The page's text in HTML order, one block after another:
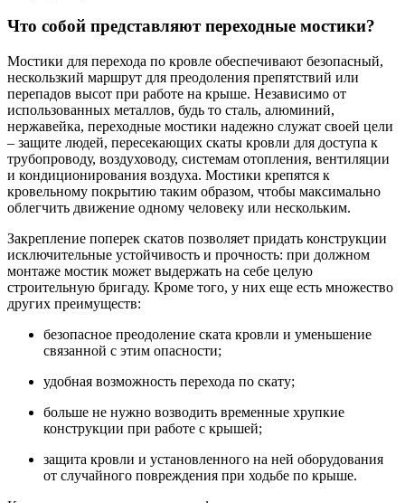
Что собой представляют переходные мостики?
Мостики для перехода по кровле обеспечивают безопасный,
нескользкий маршрут для преодоления препятствий или
перепадов высот при работе на крыше. Независимо от
использованных металлов, будь то сталь, алюминий,
нержавейка, переходные мостики надежно служат своей цели
– защите людей, пересекающих скаты кровли для доступа к
трубопроводу, воздуховоду, системам отопления, вентиляции
и кондиционирования воздуха. Мостики крепятся к
кровельному покрытию таким образом, чтобы максимально
облегчить движение одному человеку или нескольким.
Закрепление поперек скатов позволяет придать конструкции
исключительные устойчивость и прочность: при должном
монтаже мостик может выдержать на себе целую
строительную бригаду. Кроме того, у них еще есть множество
других преимуществ:
безопасное преодоление ската кровли и уменьшение
связанной с этим опасности;
удобная возможность перехода по скату;
больше не нужно возводить временные хрупкие
конструкции при работе с крышей;
защита кровли и установленного на ней оборудования
от случайного повреждения при ходьбе по крыше.